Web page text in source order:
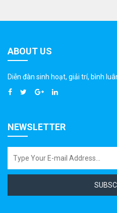
ABOUT US
Diễn đàn sinh hoạt, giải trí, bình
NEWSLETTER